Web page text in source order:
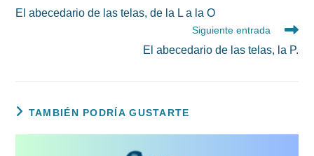
artículos
El abecedario de las telas, de la L a la O
Siguiente entrada
El abecedario de las telas, la P.
TAMBIÉN PODRÍA GUSTARTE